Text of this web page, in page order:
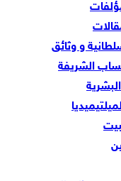
و وثائق
الشريفة